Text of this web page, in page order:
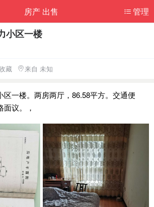
管理
房产 出售
小区一楼
藏 来自 未知
区一楼。两房两厅，86.58平方。交通便
议。，